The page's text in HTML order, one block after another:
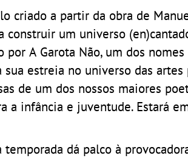
criado a partir da obra de
construir um universo
A Garota Não, um dos
estreia no universo das
de um dos nossos maiores
a infância e juventude. Estará
dá palco à